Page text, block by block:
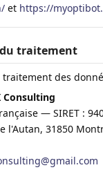
et https://
du traitement
des
Consulting
— SIRET :
l'Autan, 31850